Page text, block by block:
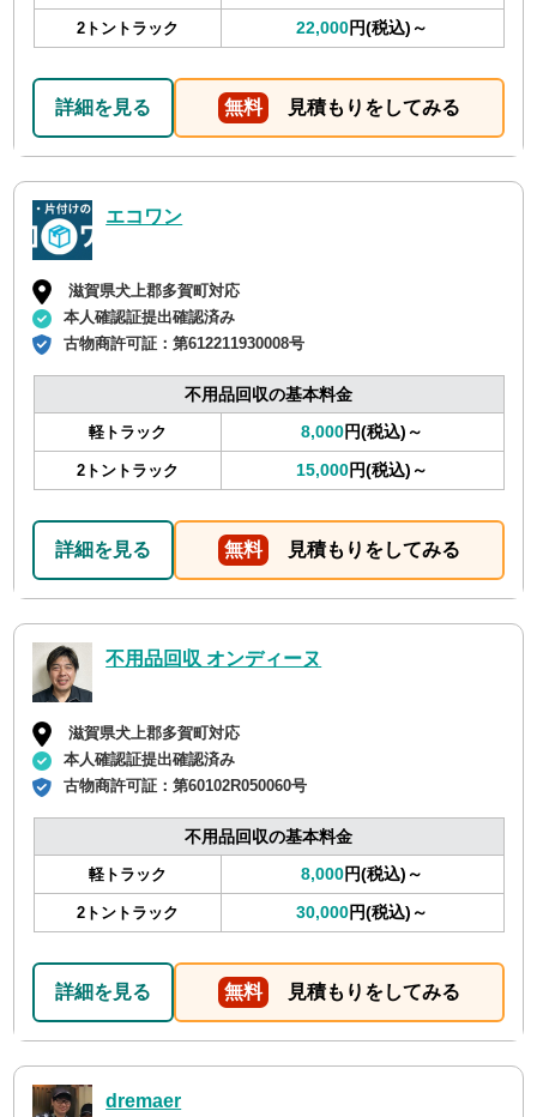
2トントラック 22,000円(税込)～
詳細を見る 無料 見積もりをしてみる
エコワン
滋賀県犬上郡多賀町対応
本人確認証提出確認済み
古物商許可証：第612211930008号
不用品回収の基本料金
軽トラック 8,000円(税込)～
2トントラック 15,000円(税込)～
詳細を見る 無料 見積もりをしてみる
不用品回収 オンディーヌ
滋賀県犬上郡多賀町対応
本人確認証提出確認済み
古物商許可証：第60102R050060号
不用品回収の基本料金
軽トラック 8,000円(税込)～
2トントラック 30,000円(税込)～
詳細を見る 無料 見積もりをしてみる
dremaer